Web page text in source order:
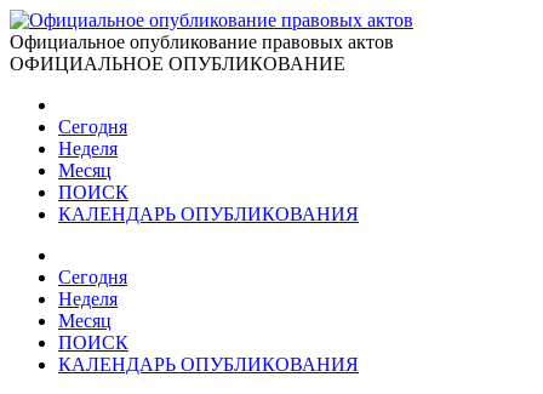
Официальное опубликование правовых актов
ОФИЦИАЛЬНОЕ ОПУБЛИКОВАНИЕ
Сегодня
Неделя
Месяц
ПОИСК
КАЛЕНДАРЬ ОПУБЛИКОВАНИЯ
Сегодня
Неделя
Месяц
ПОИСК
КАЛЕНДАРЬ ОПУБЛИКОВАНИЯ